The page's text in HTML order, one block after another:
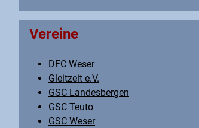
Vereine
DFC Weser
Gleitzeit e.V.
GSC Landesbergen
GSC Teuto
GSC Weser